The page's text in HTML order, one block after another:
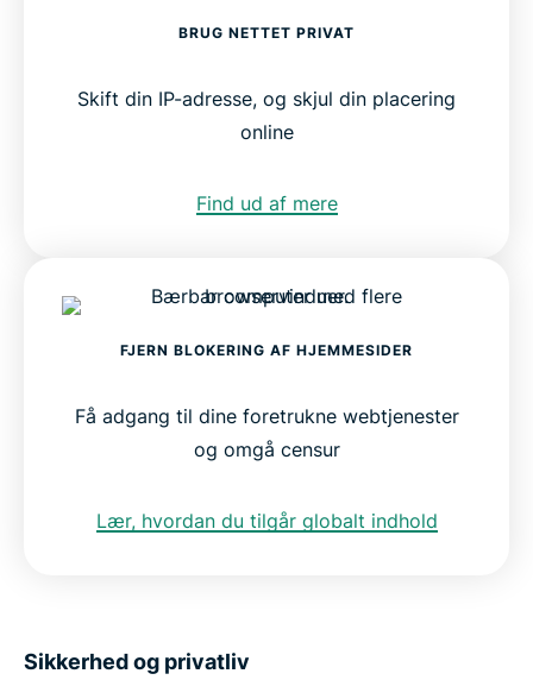
BRUG NETTET PRIVAT
Skift din IP-adresse, og skjul din placering
online
Find ud af mere
FJERN BLOKERING AF HJEMMESIDER
Få adgang til dine foretrukne webtjenester
og omgå censur
Lær, hvordan du tilgår globalt indhold
Sikkerhed og privatliv